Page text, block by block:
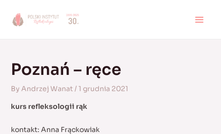
Poznań – ręce
By Andrzej Wanat/1 grudnia 2021
kurs refleksologii rąk
kontakt: Anna Frąckowiak